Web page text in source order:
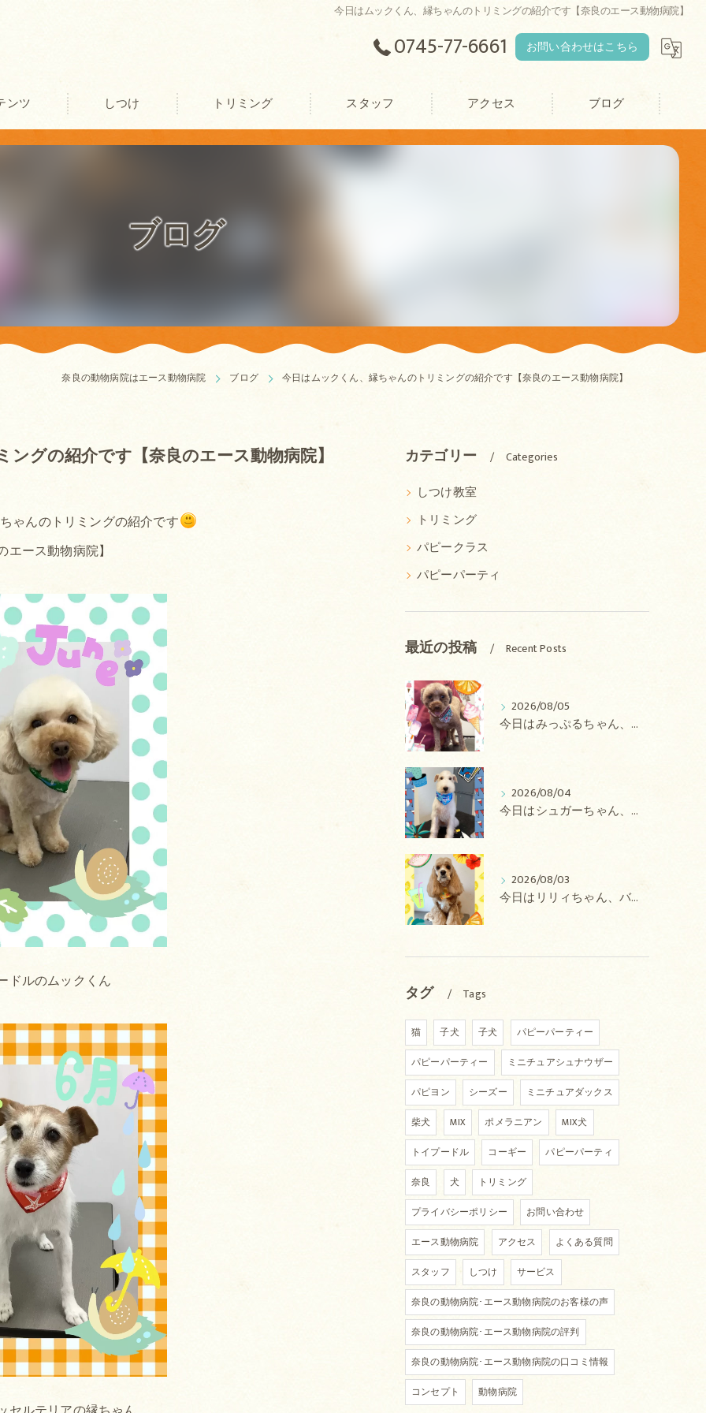
今日はムックくん、縁ちゃんのトリミングの紹介です【奈良のエース動物病院】
0745-77-6661 お問い合わせはこちら
ンツ しつけ トリミング スタッフ アクセス ブログ
ブログ
奈良の動物病院はエース動物病院 ブログ 今日はムックくん、縁ちゃんのトリミングの紹介です【奈良のエース動物病院】
グの紹介です【奈良のエース動物病院】
ゃんのトリミングの紹介です
エース動物病院】
ドルのムックくん
カテゴリー Categories
しつけ教室
トリミング
パピークラス
パピーパーティ
最近の投稿 Recent Posts
2026/08/05
今日はみっぷるちゃん、アトムちゃん、こたろうちゃん、ルルちゃん、アンジュちゃん、がぶちゃんのトリミングの紹介です【奈良のエース動物病院】
2026/08/04
今日はシュガーちゃん、あずきちゃん、ミルキーちゃん、コロンちゃん、ココちゃんのトリミングの紹介です【奈良のエース動物病院】
2026/08/03
今日はリリィちゃん、バディちゃん、プティちゃん、ナッツちゃん、レンちゃんのトリミングの紹介です【奈良のエース動物病院】
タグ Tags
猫 子犬 子犬
パピーパーティー
パピーパーティー
ミニチュアシュナウザー
パピヨン
シーズー
ミニチュアダックス
柴犬
MIX ポメラニアン
MIX犬
トイプードル
コーギー
パピーパーティ
奈良
犬
トリミング
プライバシーポリシー
お問い合わせ
エース動物病院
アクセス
よくある質問
スタッフ
しつけ
サービス
奈良の動物病院･エース動物病院のお客様の声
奈良の動物病院･エース動物病院の評判
奈良の動物病院･エース動物病院の口コミ情報
コンセプト
動物病院